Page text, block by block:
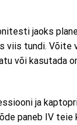
jaoks
viis tundi. Võite
või kasutada
ja
paneb IV teie